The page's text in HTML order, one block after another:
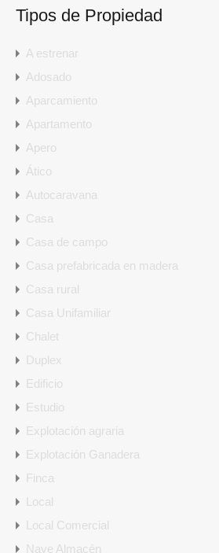
Tipos de Propiedad
A estrenar
Adosado
Aparcamiento
Apartamento
Apero
Ático
Autocaravana
Casa
Casa de campo
Casa prefabricada en madera
Casa rural
Casa Unifamiliar
Chalet
Duplex
Edificio
Estudio
Explotación agraria
Explotación Ganadera
Finca
Local
Local Comercial
Nave Almacén